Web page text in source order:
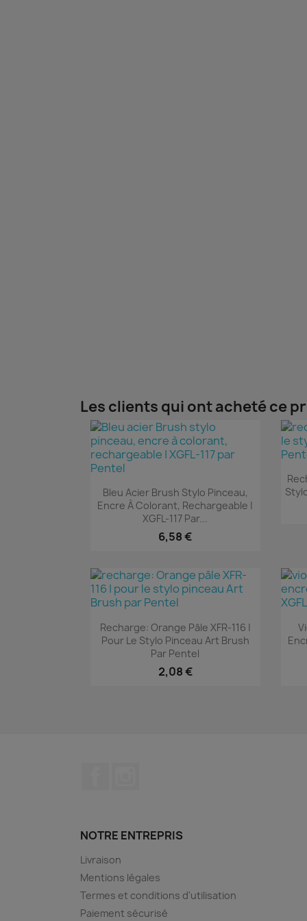
Les clients qui ont acheté ce
Aperçu rapide
Bleu Acier Brush Stylo Pinceau,
Encre À Colorant, Rechargeable |
XGFL-117 Par...
6,58 €
Aperçu rapide
Recharge: Orange Pâle XFR-116 |
Pour Le Stylo Pinceau Art Brush
Par Pentel
2,08 €
NOTRE ENTREPRIS
Livraison
Mentions légales
Termes et conditions d'utilisation
Paiement sécurisé